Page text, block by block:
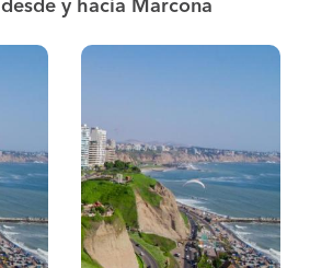
desde y hacia Marcona